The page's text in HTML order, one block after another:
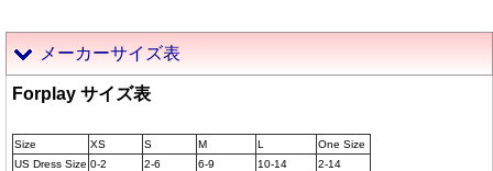
メーカーサイズ表
Forplay サイズ表
Size XS S M L
One Size
US Dress Size 0-2 2-6 6-9 10-14 2-14